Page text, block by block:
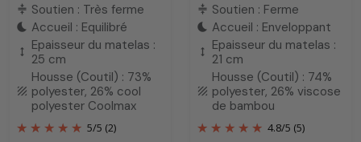
compress Soutien : Très ferme
bedtime Accueil : Equilibré
height
Epaisseur du matelas :
25 cm
texture
Housse (Coutil) : 73%
polyester, 26% cool
polyester Coolmax
5/5 (2)
compress Soutien : Ferme
bedtime Accueil : Enveloppant
height
Epaisseur du matelas :
21 cm
texture
Housse (Coutil) : 74%
polyester, 26% viscose
de bambou
4.8/5 (5)